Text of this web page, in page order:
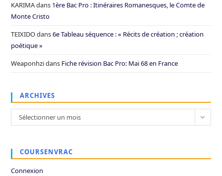
KARIMAdans 1ère Bac Pro : Itinéraires Romanesques, le Comte de
Monte Cristo
TEIXIDOdans6e Tableau séquence : « Récits de création ; création
poétique »
Weaponhzidans Fiche révision Bac Pro: Mai 68 en France
ARCHIVES
Archives
Sélectionner un mois
COURSENVRAC
Connexion